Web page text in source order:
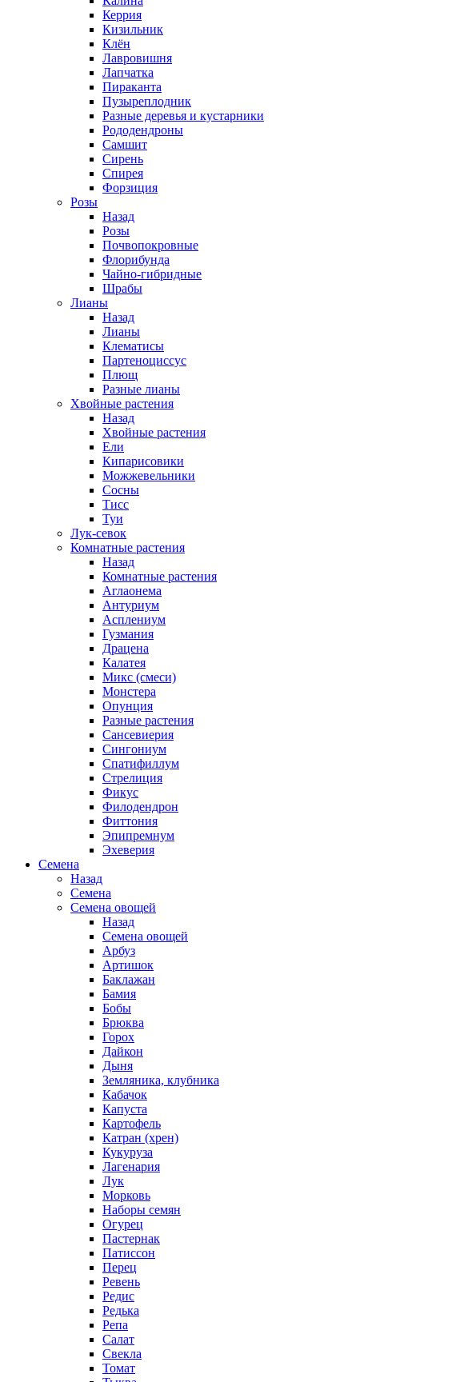
Керрия
Кизильник
Клён
Лавровишня
Лапчатка
Пираканта
Пузыреплодник
Разные деревья и кустарники
Рододендроны
Самшит
Сирень
Спирея
Форзиция
Розы
Назад
Розы
Почвопокровные
Флорибунда
Чайно-гибридные
Шрабы
Лианы
Назад
Лианы
Клематисы
Партеноциссус
Плющ
Разные лианы
Хвойные растения
Назад
Хвойные растения
Ели
Кипарисовики
Можжевельники
Сосны
Тисс
Туи
Лук-севок
Комнатные растения
Назад
Комнатные растения
Аглаонема
Антуриум
Асплениум
Гузмания
Драцена
Калатея
Микс (смеси)
Монстера
Опунция
Разные растения
Сансевиерия
Сингониум
Спатифиллум
Стрелиция
Фикус
Филодендрон
Фиттония
Эпипремнум
Эхеверия
Семена
Назад
Семена
Семена овощей
Назад
Семена овощей
Арбуз
Артишок
Баклажан
Бамия
Бобы
Брюква
Горох
Дайкон
Дыня
Земляника, клубника
Кабачок
Капуста
Картофель
Катран (хрен)
Кукуруза
Лагенария
Лук
Морковь
Наборы семян
Огурец
Пастернак
Патиссон
Перец
Ревень
Редис
Редька
Репа
Салат
Свекла
Томат